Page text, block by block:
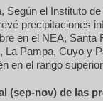
Según el Instituto
precipitaciones
en el NEA, Santa
La Pampa, Cuyo y
en el rango
(sep-nov) de las